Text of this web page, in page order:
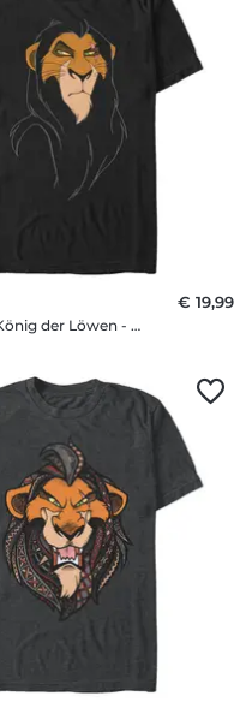
Disney - Der König der Löwen - Scar Big Face - Männer T-Shirt
€ 19,99